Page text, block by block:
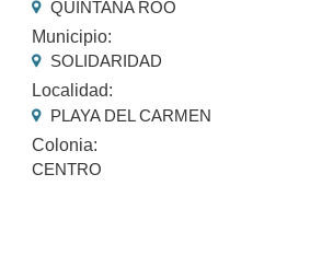
QUINTANA ROO
Municipio:
SOLIDARIDAD
Localidad:
PLAYA DEL CARMEN
Colonia:
CENTRO